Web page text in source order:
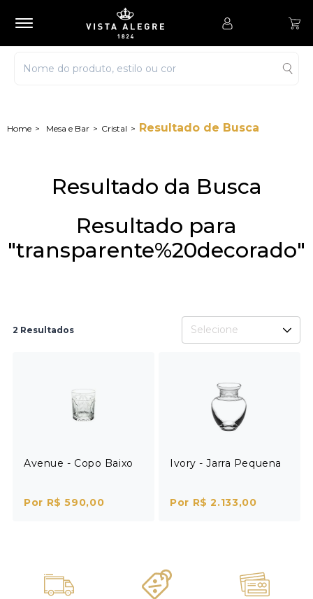
Mesa e Bar Cristal Resultado de Busca
Resultado da Busca
Resultado para
"transparente%20decorado"
2 Resultados Selecione
Avenue - Copo Baixo
Por R$ 590,00
Ivory - Jarra Pequena
Por R$ 2.133,00